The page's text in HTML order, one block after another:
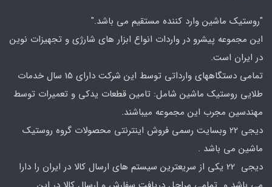
"روستیک ماشین وارد کننده مستقیم می باشد."
این مجموعه پیشرو در واردات انواع ابزار های شارژی و تجهیزات نوین
در ایران است.
تمامی دستگاههای وارداتی توسط این شرکت دارای 15 سال خدمات
طلایی روستیک ماشین شامل: تامین قطعات یدکی و تعمیرات توسط
مهندسین مجرب این مجموعه میباشند.
دیجی 22 وبسایت رسمی فروش اینترنتی محصولات گروه روستیک
ماشین می باشد .
دیجی 22 یکی از سریعترین سیستم های ارسال کالا در ایران را دارا